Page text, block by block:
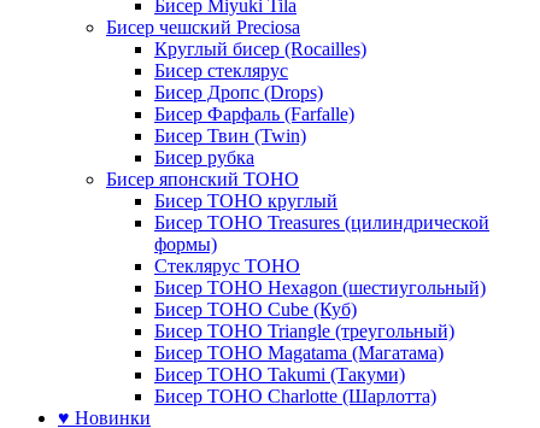
Бисер Miyuki Tila
Бисер чешский Preciosa
Круглый бисер (Rocailles)
Бисер стеклярус
Бисер Дропс (Drops)
Бисер Фарфаль (Farfalle)
Бисер Твин (Twin)
Бисер рубка
Бисер японский TOHO
Бисер TOHO круглый
Бисер TOHO Treasures (цилиндрической
формы)
Стеклярус TOHO
Бисер TOHO Hexagon (шестиугольный)
Бисер TOHO Cube (Куб)
Бисер TOHO Triangle (треугольный)
Бисер TOHO Magatama (Магатама)
Бисер TOHO Takumi (Такуми)
Бисер TOHO Charlotte (Шарлотта)
♥ Новинки